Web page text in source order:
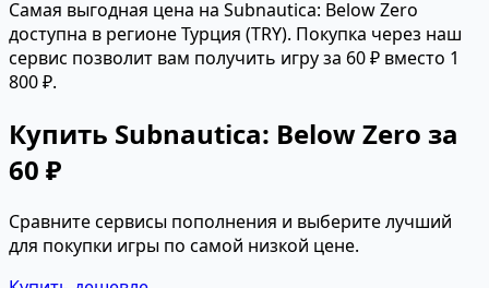
Самая выгодная цена на Subnautica: Below Zero
доступна в регионе Турция (TRY). Покупка через наш
сервис позволит вам получить игру за 60 ₽ вместо 1
800 ₽.
Купить Subnautica: Below Zero за
60 ₽
Сравните сервисы пополнения и выберите лучший
для покупки игры по самой низкой цене.